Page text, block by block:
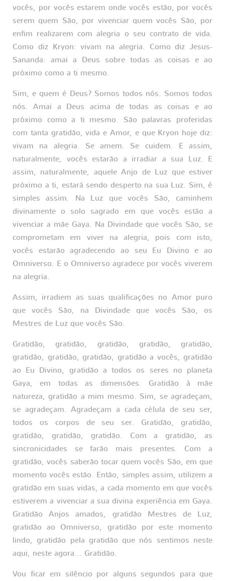
vocês, por vocês estarem onde vocês estão, por vocês
serem quem São, por vivenciar quem vocês São, por
enfim realizarem com alegria o seu contrato de vida.
Como diz Kryon: vivam na alegria. Como diz Jesus-
Sananda: amai a Deus sobre todas as coisas e ao
próximo como a ti mesmo.
Sim, e quem é Deus? Somos todos nós. Somos todos
nós. Amai a Deus acima de todas as coisas e ao
próximo como a ti mesmo. São palavras proferidas
com tanta gratidão, vida e Amor, e que Kryon hoje diz:
vivam na alegria. Se amem. Se cuidem. E assim,
naturalmente, vocês estarão a irradiar a sua Luz. E
assim, naturalmente, aquele Anjo de Luz que estiver
próximo a ti, estará sendo desperto na sua Luz. Sim, é
simples assim. Na Luz que vocês São, caminhem
divinamente o solo sagrado em que vocês estão a
vivenciar a mãe Gaya. Na Divindade que vocês São, se
comprometam em viver na alegria, pois com isto,
vocês estarão agradecendo ao seu Eu Divino e ao
Omniverso. E o Omniverso agradece por vocês viverem
na alegria.
Assim, irradiem as suas qualificações no Amor puro
que vocês São, na Divindade que vocês São, os
Mestres de Luz que vocês São.
Gratidão, gratidão, gratidão, gratidão, gratidão,
gratidão, gratidão, gratidão, gratidão a vocês, gratidão
ao Eu Divino, gratidão a todos os seres no planeta
Gaya, em todas as dimensões. Gratidão à mãe
natureza, gratidão a mim mesmo. Sim, se agradeçam,
se agradeçam. Agradeçam a cada célula de seu ser,
todos os corpos de seu ser. Gratidão, gratidão,
gratidão, gratidão, gratidão. Com a gratidão, as
sincronicidades se farão mais presentes. Com a
gratidão, vocês saberão tocar quem vocês São, em que
momento vocês estão. Então, simples assim, utilizem a
gratidão em suas vidas, a cada momento em que vocês
estiverem a vivenciar a sua divina experiência em Gaya.
Gratidão Anjos amados, gratidão Mestres de Luz,
gratidão ao Omniverso, gratidão por este momento
lindo, gratidão pela gratidão que nós sentimos neste
aqui, neste agora... Gratidão.
Vou ficar em silêncio por alguns segundos para que